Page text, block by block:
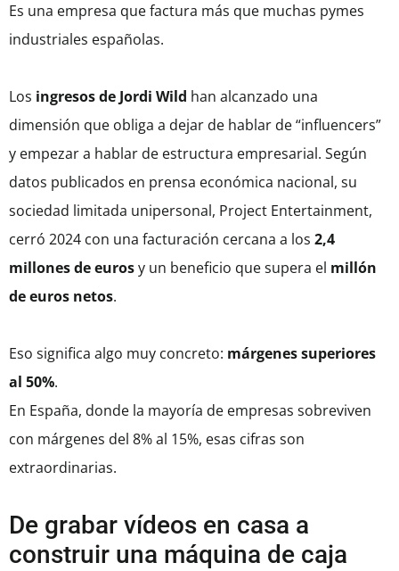
Es una empresa que factura más que muchas pymes
industriales españolas.
Los ingresos de Jordi Wild han alcanzado una
dimensión que obliga a dejar de hablar de “influencers”
y empezar a hablar de estructura empresarial. Según
datos publicados en prensa económica nacional, su
sociedad limitada unipersonal, Project Entertainment,
cerró 2024 con una facturación cercana a los 2,4
millones de eurosy un beneficio que supera el millón
de euros netos.
Eso significa algo muy concreto: márgenes superiores
al 50%.
En España, donde la mayoría de empresas sobreviven
con márgenes del 8% al 15%, esas cifras son
extraordinarias.
De grabar vídeos en casa a
construir una máquina de caja